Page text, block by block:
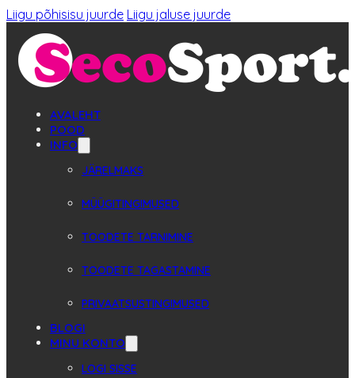
Liigu põhisisu juurde Liigu jaluse juurde
AVALEHT
POOD
INFO
JÄRELMAKS
MÜÜGITINGIMUSED
TOODETE TARNIMINE
TOODETE TAGASTAMINE
PRIVAATSUSTINGIMUSED
BLOGI
MINU KONTO
LOGI SISSE